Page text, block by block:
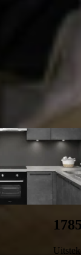
tegelijkertijd
en geeft je
onze mega
vrijblijvend. U
advies van onze
keukens als
1785